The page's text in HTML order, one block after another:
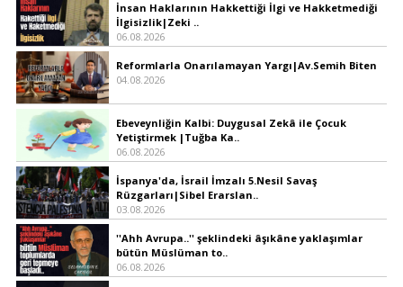
İnsan Haklarının Hakkettiği İlgi ve Hakketmediği
İlgisizlik|Zeki ..
06.08.2026
Reformlarla Onarılamayan Yargı|Av.Semih Biten
04.08.2026
Ebeveynliğin Kalbi: Duygusal Zekâ ile Çocuk
Yetiştirmek |Tuğba Ka..
06.08.2026
İspanya'da, İsrail İmzalı 5.Nesil Savaş
Rüzgarları|Sibel Erarslan..
03.08.2026
''Ahh Avrupa..'' şeklindeki âşıkâne yaklaşımlar
bütün Müslüman to..
06.08.2026